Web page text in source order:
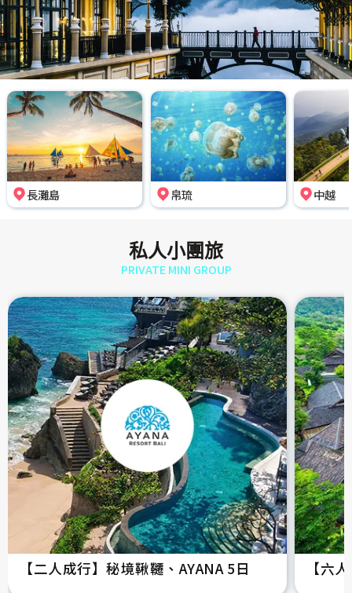
長灘島 帛琉 中越
私人小團旅
PRIVATE MINI GROUP
【二人成行】秘境鞦韆、AYANA 5日 【六